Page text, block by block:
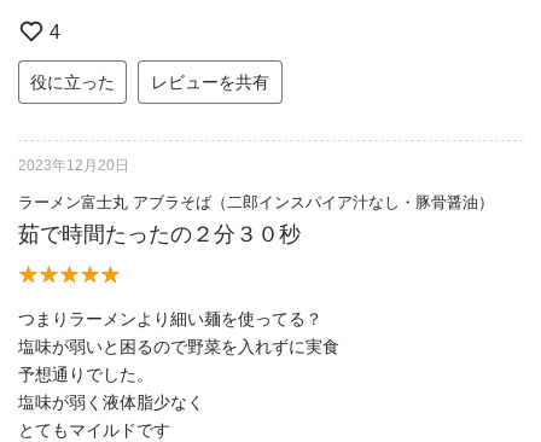
4
役に立った レビューを共有
2023年12月20日
ラーメン富士丸 アブラそば（二郎インスパイア汁なし・豚骨醤油）
茹で時間たったの２分３０秒
つまりラーメンより細い麺を使ってる？
塩味が弱いと困るので野菜を入れずに実食
予想通りでした。
塩味が弱く液体脂少なく
とてもマイルドです